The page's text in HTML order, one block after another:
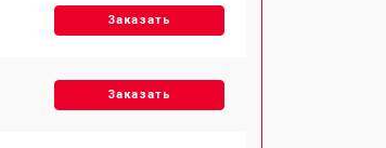
Заказать
Заказать